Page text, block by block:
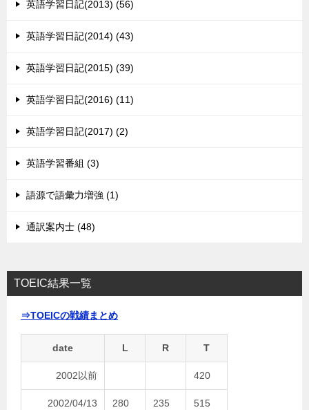
英語学習日記(2013) (56)
英語学習日記(2014) (43)
英語学習日記(2015) (39)
英語学習日記(2016) (11)
英語学習日記(2017) (2)
英語学習番組 (3)
語源で語彙力増強 (1)
通訳案内士 (48)
TOEIC結果一覧
⇒TOEICの戦績まとめ
date L R T
2002以前 420
2002/04/13 280 235 515